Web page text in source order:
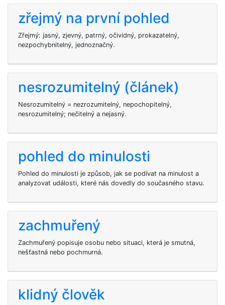
zřejmý na první pohled
Zřejmý: jasný, zjevný, patrný, očividný, prokazatelný,
nezpochybnitelný, jednoznačný.
nesrozumitelný (článek)
Nesrozumitelný = nezrozumitelný, nepochopitelný,
nesrozumitelný; nečitelný a nejasný.
pohled do minulosti
Pohled do minulosti je způsob, jak se podívat na minulost a
analyzovat události, které nás dovedly do současného stavu.
zachmuřený
Zachmuřený popisuje osobu nebo situaci, která je smutná,
nešťastná nebo pochmurná.
klidný člověk